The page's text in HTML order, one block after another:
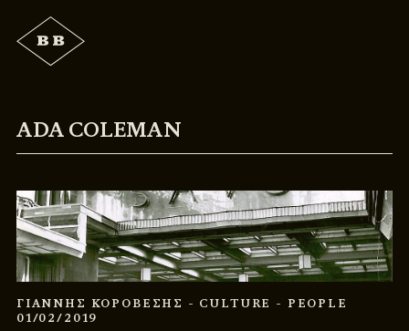
ADA COLEMAN
ΓΙΑΝΝΗΣ ΚΟΡΟΒΕΣΗΣ - CULTURE - PEOPLE
01/02/2019